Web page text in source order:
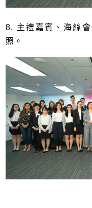
8. 主禮嘉賓、海絲
照。